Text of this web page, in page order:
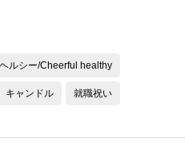
ルシー/Cheerful healthy
キャンドル 就職祝い